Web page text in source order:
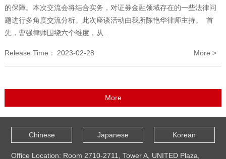
的保障。本次交流会将结合实务，对证券金融领域存在的一些法律问
题进行多角度交流分析。此次座谈活动由我所陈艳华律师主持。 首
先，曹强律师围绕六个维度，从...
Release Time： 2023-02-28 More >
Chinese Japanese Korean
Office Location: Room 2710-2711, Tower A, UNITED Plaza,